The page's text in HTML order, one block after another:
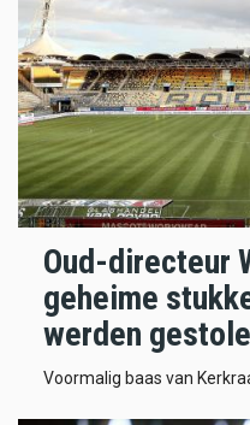
Oud-directeur
geheime
werden
Voormalig baas van